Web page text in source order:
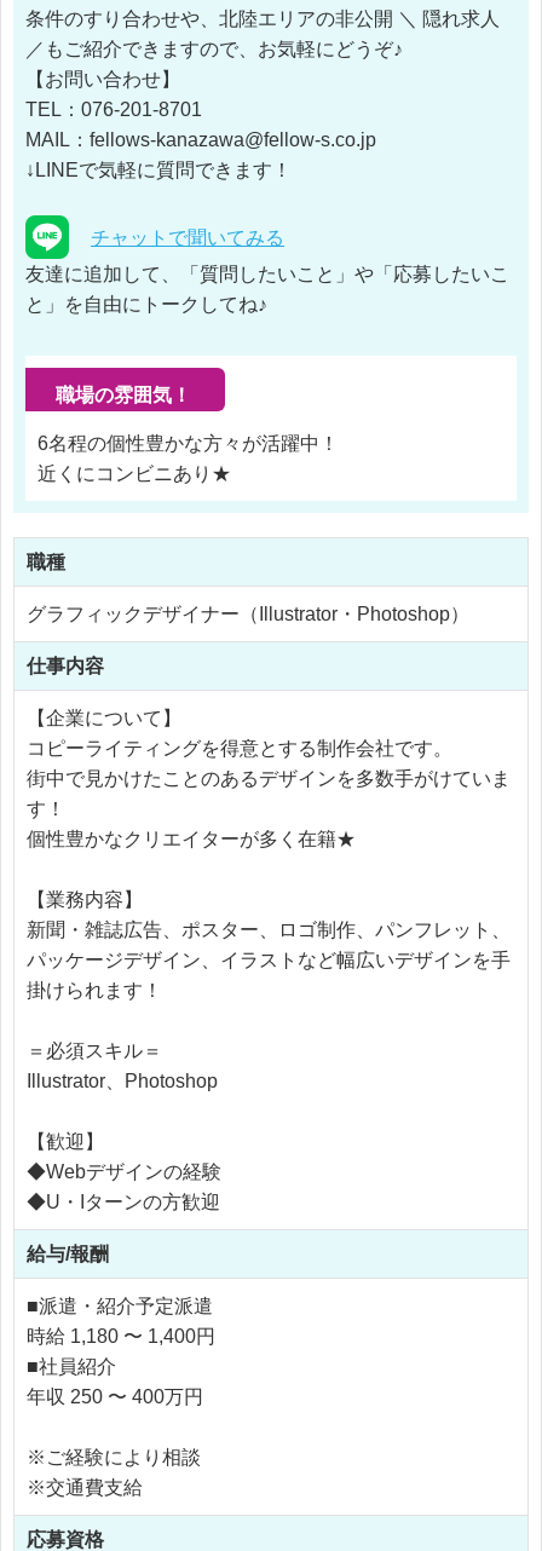
条件のすり合わせや、北陸エリアの非公開 ＼ 隠れ求人
／もご紹介できますので、お気軽にどうぞ♪
【お問い合わせ】
TEL：076-201-8701
MAIL：fellows-kanazawa@fellow-s.co.jp
↓LINEで気軽に質問できます！
チャットで聞いてみる
友達に追加して、「質問したいこと」や「応募したいこ
と」を自由にトークしてね♪
職場の雰囲気！
6名程の個性豊かな方々が活躍中！
近くにコンビニあり★
職種
グラフィックデザイナー（Illustrator・Photoshop）
仕事内容
【企業について】
コピーライティングを得意とする制作会社です。
街中で見かけたことのあるデザインを多数手がけていま
す！
個性豊かなクリエイターが多く在籍★
【業務内容】
新聞・雑誌広告、ポスター、ロゴ制作、パンフレット、
パッケージデザイン、イラストなど幅広いデザインを手
掛けられます！
＝必須スキル＝
Illustrator、Photoshop
【歓迎】
◆Webデザインの経験
◆U・Iターンの方歓迎
給与/報酬
■派遣・紹介予定派遣
時給 1,180 〜 1,400円
■社員紹介
年収 250 〜 400万円
※ご経験により相談
※交通費支給
応募資格